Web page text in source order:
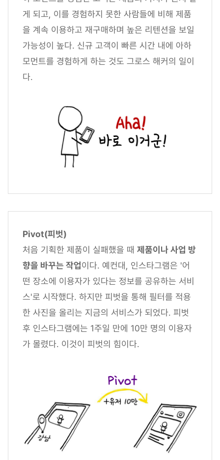
게 되고, 이를 경험하지 못한 사람들에 비해 제품
을 계속 이용하고 재구매하며 높은 리텐션을 보일
가능성이 높다. 신규 고객이 빠른 시간 내에 아하
모먼트를 경험하게 하는 것도 그로스 해커의 일이
다.
Pivot(피벗)
처음 기획한 제품이 실패했을 때 제품이나 사업 방
향을 바꾸는 작업이다. 예컨대, 인스타그램은 '어
떤 장소에 이용자가 있다는 정보를 공유하는 서비
스'로 시작했다. 하지만 피벗을 통해 필터를 적용
한 사진을 올리는 지금의 서비스가 되었다. 피벗
후 인스타그램에는 1주일 만에 10만 명의 이용자
가 몰렸다. 이것이 피벗의 힘이다.